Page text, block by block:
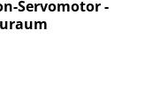
Servomotor -